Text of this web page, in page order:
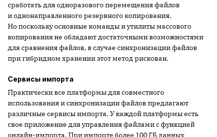
сработать для одноразового перемещения файлов
и однонаправленного резервного копирования.
Но поскольку основные команды и утилиты массового
копирования не обладают достаточными возможностями
для сравнения файлов, в случае синхронизации файлов
при гибридном хранении этот метод рискован.
Сервисы импорта
Практически все платформы для совместного
использования и синхронизации файлов предлагают
различные сервисы импорта. У каждой платформы есть
свое приложение для управления файлами с функцией
онлайн-импорта. При импорте более 100 ГБ данных